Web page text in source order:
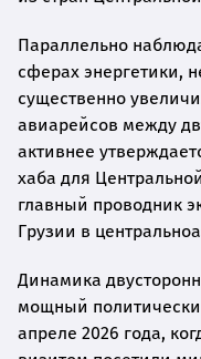
Параллельно
сферах энергетики,
существенно
авиарейсов между
активнее
хаба для
главный проводник
Грузии в
Динамика
мощный
апреле 2026 года,